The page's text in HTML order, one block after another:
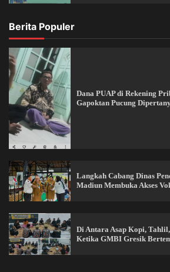
Berita Populer
Dana PUAP di Rekening
Gapoktan Pucung
Langkah Cabang Dinas
Madiun Membuka Akses
Di Antara Asap Kopi,
Ketika GMBI Gresik